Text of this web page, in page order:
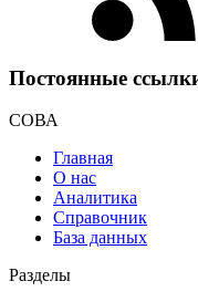
Постоянные
СОВА
Главная
О нас
Аналитика
Справочник
База данных
Разделы